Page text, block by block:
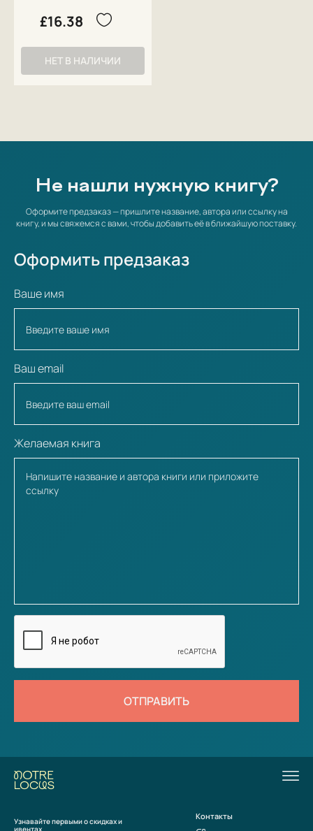
£16.38
НЕТ В НАЛИЧИИ
Не нашли нужную книгу?
Оформите предзаказ — пришлите название, автора или ссылку на
книгу, и мы свяжемся с вами, чтобы добавить её в ближайшую поставку.
Оформить предзаказ
Ваше имя
Ваш email
Желаемая книга
ОТПРАВИТЬ
Узнавайте первыми о скидках и Контакты